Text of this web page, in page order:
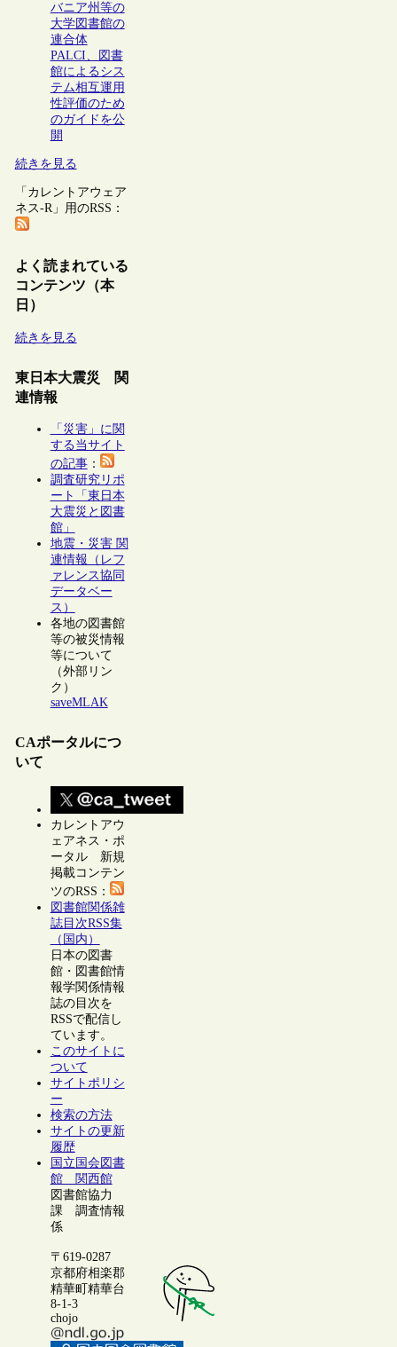
バニア州等の
大学図書館の
連合体
PALCI、図書
館によるシス
テム相互運用
性評価のため
のガイドを公
開
続きを見る
「カレントアウェア
ネス-R」用のRSS：
よく読まれている
コンテンツ（本
日）
続きを見る
東日本大震災 関
連情報
「災害」に関
する当サイト
の記事：
調査研究リポ
ート「東日本
大震災と図書
館」
地震・災害 関
連情報（レフ
ァレンス協同
データベー
ス）
各地の図書館
等の被災情報
等について
（外部リン
ク）
saveMLAK
CAポータルにつ
いて
カレントアウ
ェアネス・ポ
ータル 新規
掲載コンテン
ツのRSS：
図書館関係雑
誌目次RSS集
（国内）
日本の図書
館・図書館情
報学関係情報
誌の目次を
RSSで配信し
ています。
このサイトに
ついて
サイトポリシ
ー
検索の方法
サイトの更新
履歴
国立国会図書
館 関西館
図書館協力
課 調査情報
係
〒619-0287
京都府相楽郡
精華町精華台
8-1-3
chojo